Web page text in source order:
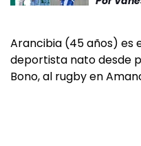
Arancibia (45 años) es
deportista nato desde
Bono, al rugby en